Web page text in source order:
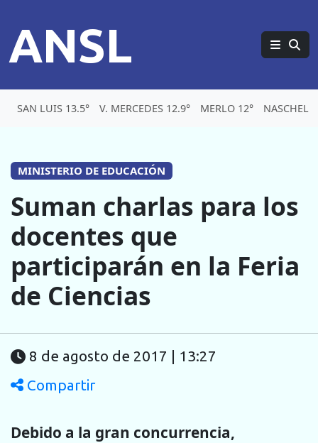
ANSL
SAN LUIS 13.5° V. MERCEDES 12.9° MERLO 12° NASCHEL
MINISTERIO DE EDUCACIÓN
Suman charlas para los
docentes que
participarán en la Feria
de Ciencias
8 de agosto de 2017 | 13:27
Compartir
Debido a la gran concurrencia,